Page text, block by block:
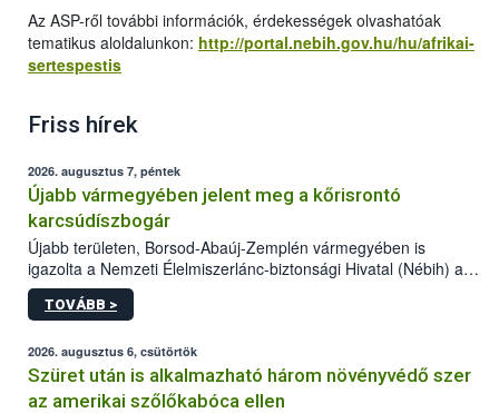
Az ASP-ről további információk, érdekességek olvashatóak
tematikus aloldalunkon: http://portal.nebih.gov.hu/hu/afrikai-
sertespestis
Friss hírek
2026. augusztus 7, péntek
Újabb vármegyében jelent meg a kőrisrontó
karcsúdíszbogár
Újabb területen, Borsod-Abaúj-Zemplén vármegyében is
igazolta a Nemzeti Élelmiszerlánc-biztonsági Hivatal (Nébih) a
kőrisrontó karcsúdíszbogár (Agrilus planipennis) jelenlétét. A
kártevőt nem csak színcsapdában találták meg, de már fertőzött
az intenzív felderítést, emellett az intézkedéseket a szlovák
hatósággal is összehangolják a terjedés megállítása érdekében.
TOVÁBB >
2026. augusztus 6, csütörtök
Szüret után is alkalmazható három növényvédő szer
az amerikai szőlőkabóca ellen